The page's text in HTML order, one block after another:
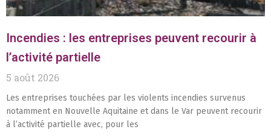
Incendies : les entreprises peuvent recourir à
l’activité partielle
5 août 2026
Les entreprises touchées par les violents incendies survenus
notamment en Nouvelle Aquitaine et dans le Var peuvent recourir
à l’activité partielle avec, pour les